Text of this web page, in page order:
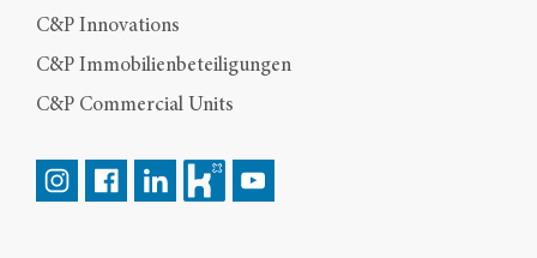
C&P Innovations
C&P Immobilienbeteiligungen
C&P Commercial Units